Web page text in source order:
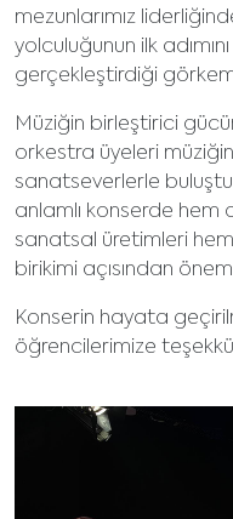
mezunlarımız
yolculuğunun ilk
gerçekleştirdiği
Müziğin birleştirici
orkestra üyeleri müziğin
sanatseverlerle
anlamlı konserde hem
sanatsal üretimleri
birikimi açısından
Konserin hayata
öğrencilerimize